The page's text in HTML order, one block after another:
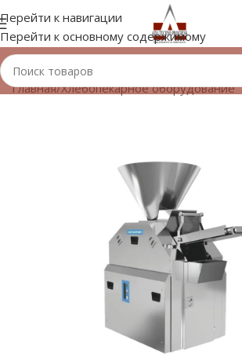
Перейти к навигации
Перейти к основному содержимому
Главная/Хлебопекарное оборудование